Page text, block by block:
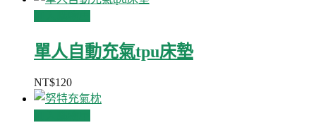
單人自動充氣tpu床墊
NT$120